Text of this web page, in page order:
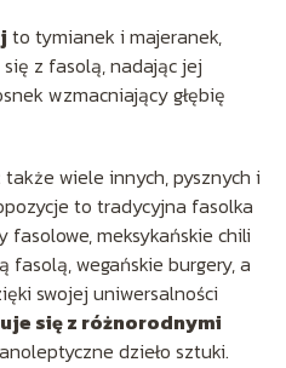
to tymianek i majeranek,
z fasolą, nadając jej
wzmacniający głębię
wiele innych, pysznych i
to tradycyjna fasolka
meksykańskie chili
fasolą, wegańskie burgery, a
swojej uniwersalności
się z różnorodnymi
dzieło sztuki.